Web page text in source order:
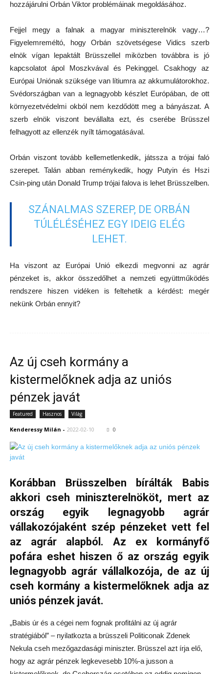
hozzájárulni Orbán Viktor problémáinak megoldásához.
Fejjel megy a falnak a magyar miniszterelnök vagy…?
Figyelemreméltó, hogy Orbán szövetségese Vidics szerb
elnök vígan lepaktált Brüsszellel miközben továbbra is jó
kapcsolatot ápol Moszkvával és Pekinggel. Csakhogy az
Európai Uniónak szüksége van lítiumra az akkumulátorokhoz.
Svédországban van a legnagyobb készlet Európában, de ott
környezetvédelmi okból nem kezdődött meg a bányászat. A
szerb elnök viszont bevállalta ezt, és cserébe Brüsszel
felhagyott az ellenzék nyílt támogatásával.
Orbán viszont tovább kellemetlenkedik, játssza a trójai faló
szerepet. Talán abban reménykedik, hogy Putyin és Hszi
Csin-ping után Donald Trump trójai falova is lehet Brüsszelben.
SZÁNALMAS SZEREP, DE ORBÁN
TÚLÉLÉSÉHEZ EGY IDEIG ELÉG
LEHET.
Ha viszont az Európai Unió elkezdi megvonni az agrár
pénzeket is, akkor összedőlhet a nemzeti együttműködés
rendszere hiszen vidéken is feltehetik a kérdést: megér
nekünk Orbán ennyit?
Az új cseh kormány a
kistermelőknek adja az uniós
pénzek javát
Featured Hasznos Világ
Kenderessy Milán - 2022-02-10 0
Korábban Brüsszelben bírálták Babis
akkori cseh miniszterelnököt, mert az
ország egyik legnagyobb agrár
vállakozójaként szép pénzeket vett fel
az agrár alapból. Az ex kormányfő
pofára eshet hiszen ő az ország egyik
legnagyobb agrár vállalkozója, de az új
cseh kormány a kistermelőknek adja az
uniós pénzek javát.
„Babis úr és a cégei nem fognak profitálni az új agrár
stratégiából” – nyilatkozta a brüsszeli Politiconak Zdenek
Nekula cseh mezőgazdasági miniszter. Brüsszel azt írja elő,
hogy az agrár pénzek legkevesebb 10%-a jusson a